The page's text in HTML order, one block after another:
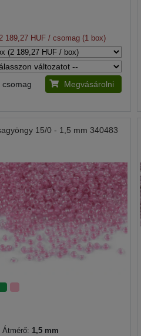
189,27 HUF / csomag (1 box)
csomag Megvásárolni
15/0 - 1,5 mm 340483
Átmérő: 1,5 mm